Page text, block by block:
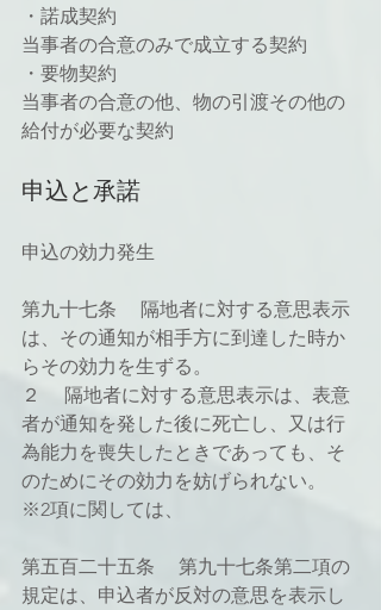
・諾成契約
当事者の合意のみで成立する契約
・要物契約
当事者の合意の他、物の引渡その他の
給付が必要な契約
申込と承諾
申込の効力発生
第九十七条 　隔地者に対する意思表示
は、その通知が相手方に到達した時か
らその効力を生ずる。
２ 　隔地者に対する意思表示は、表意
者が通知を発した後に死亡し、又は行
為能力を喪失したときであっても、そ
のためにその効力を妨げられない。
※2項に関しては、
第五百二十五条 　第九十七条第二項の
規定は、申込者が反対の意思を表示し